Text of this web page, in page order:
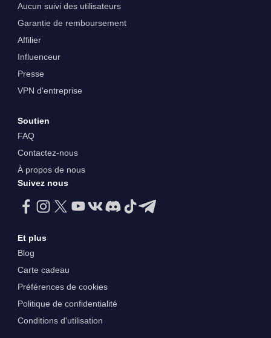
Aucun suivi des utilisateurs
Garantie de remboursement
Affilier
Influenceur
Presse
VPN d'entreprise
Soutien
FAQ
Contactez-nous
À propos de nous
Suivez nous
Et plus
Blog
Carte cadeau
Préférences de cookies
Politique de confidentialité
Conditions d'utilisation